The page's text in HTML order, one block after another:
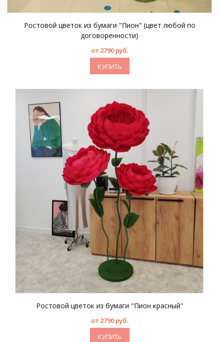
Ростовой цветок из бумаги "Пион" (цвет любой по
договоренности)
от 2790 руб.
КУПИТЬ
Ростовой цветок из бумаги "Пион красный"
от 2790 руб.
КУПИТЬ